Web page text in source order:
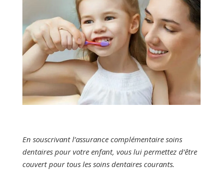
En souscrivant l’assurance complémentaire soins
dentaires pour votre enfant, vous lui permettez d’être
couvert pour tous les soins dentaires courants.